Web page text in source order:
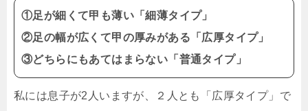
①足が細くて甲も薄い「細薄タイプ」
②足の幅が広くて甲の厚みがある「広厚タイプ」
③どちらにもあてはまらない「普通タイプ」
私には息子が2人いますが、２人とも「広厚タイプ」で